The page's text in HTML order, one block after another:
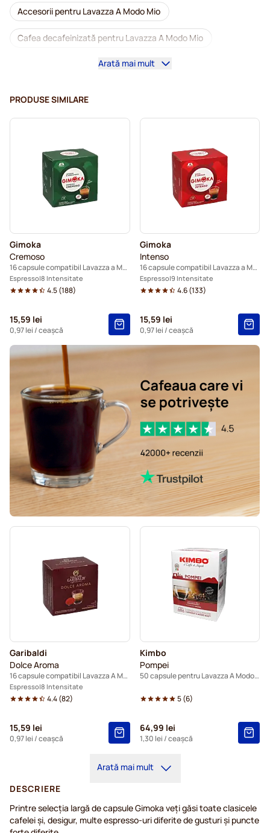
Accesorii pentru Lavazza A Modo Mio
Cafea decafeinizată pentru Lavazza A Modo Mio
Detartrare și întreținere pentru Lavazza A Modo Mio
Capsule cafea Dolce Vita pentru Lavazza A Modo Mio
Capsule pentru Lavazza A Modo Mio®
Arată mai mult
PRODUSE SIMILARE
Gimoka
Cremoso
16 capsule compatibil Lavazza a Modo Mio
Espresso 8 Intensitate
4.5(188)
15,59 lei
0,97 lei / ceașcă
Gimoka
Intenso
16 capsule compatibil Lavazza a Modo Mio
Espresso 9 Intensitate
4.6(133)
15,59 lei
0,97 lei / ceașcă
Garibaldi
Dolce Aroma
16 capsule compatibil Lavazza A Modo Mio
Espresso 8 Intensitate
4.4(82)
15,59 lei
0,97 lei / ceașcă
Kimbo
Pompei
50 capsule pentru Lavazza A Modo Mio
5(6)
64,99 lei
1,30 lei / ceașcă
Arată mai mult
DESCRIERE
Printre selecția largă de capsule Gimoka veți găsi toate clasicele
cafelei și, desigur, multe espresso-uri diferite de gusturi și puncte